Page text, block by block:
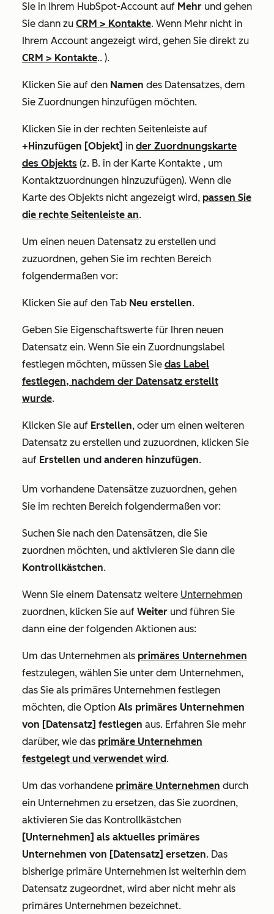
Sie in Ihrem HubSpot-Account auf Mehr und gehen
Sie dann zu CRM > Kontakte. Wenn Mehr nicht in
Ihrem Account angezeigt wird, gehen Sie direkt zu
CRM > Kontakte.. ).
Klicken Sie auf den Namen des Datensatzes, dem
Sie Zuordnungen hinzufügen möchten.
Klicken Sie in der rechten Seitenleiste auf
+Hinzufügen [Objekt] in der Zuordnungskarte
des Objekts (z. B. in der Karte Kontakte , um
Kontaktzuordnungen hinzuzufügen). Wenn die
Karte des Objekts nicht angezeigt wird, passen Sie
die rechte Seitenleiste an.
Um einen neuen Datensatz zu erstellen und
zuzuordnen, gehen Sie im rechten Bereich
folgendermaßen vor:
Klicken Sie auf den Tab Neu erstellen.
Geben Sie Eigenschaftswerte für Ihren neuen
Datensatz ein. Wenn Sie ein Zuordnungslabel
festlegen möchten, müssen Sie das Label
festlegen, nachdem der Datensatz erstellt
wurde.
Klicken Sie auf Erstellen, oder um einen weiteren
Datensatz zu erstellen und zuzuordnen, klicken Sie
auf Erstellen und anderen hinzufügen.
Um vorhandene Datensätze zuzuordnen, gehen
Sie im rechten Bereich folgendermaßen vor:
Suchen Sie nach den Datensätzen, die Sie
zuordnen möchten, und aktivieren Sie dann die
Kontrollkästchen.
Wenn Sie einem Datensatz weitere Unternehmen
zuordnen, klicken Sie auf Weiter und führen Sie
dann eine der folgenden Aktionen aus:
Um das Unternehmen als primäres Unternehmen
festzulegen, wählen Sie unter dem Unternehmen,
das Sie als primäres Unternehmen festlegen
möchten, die Option Als primäres Unternehmen
von [Datensatz] festlegen aus. Erfahren Sie mehr
darüber, wie das primäre Unternehmen
festgelegt und verwendet wird.
Um das vorhandene primäre Unternehmen durch
ein Unternehmen zu ersetzen, das Sie zuordnen,
aktivieren Sie das Kontrollkästchen
[Unternehmen] als aktuelles primäres
Unternehmen von [Datensatz] ersetzen. Das
bisherige primäre Unternehmen ist weiterhin dem
Datensatz zugeordnet, wird aber nicht mehr als
primäres Unternehmen bezeichnet.